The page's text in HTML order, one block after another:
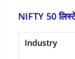
NIFTY 50
Industry